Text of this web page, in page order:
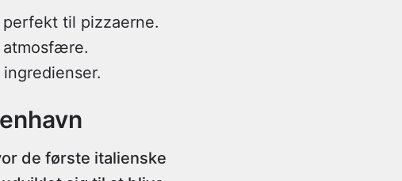
til pizzaerne.
atmosfære.
de første italienske